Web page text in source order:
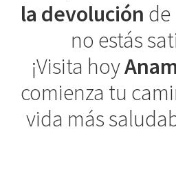
la devolución
no estás
¡Visita hoy
comienza tu
vida más